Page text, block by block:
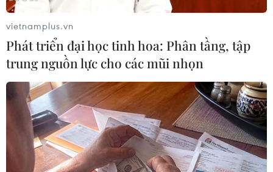
#Hải quân Singapore #Eagle Indopura
#Tập trận
#An ninh hàng hải
Indonesia
Singapore
Theo dõi VietnamPlus
vietnamplus.vn
Phát triển đại học tinh hoa: Phân tầng, tập
trung nguồn lực cho các mũi nhọn